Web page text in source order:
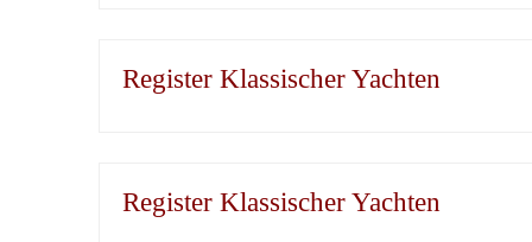
Register Klassischer Yachten
Register Klassischer Yachten